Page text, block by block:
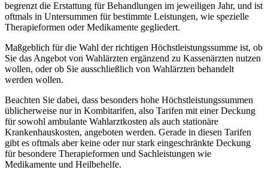
begrenzt die Erstattung für Behandlungen im jeweiligen Jahr, und ist
oftmals in Untersummen für bestimmte Leistungen, wie spezielle
Therapieformen oder Medikamente gegliedert.
Maßgeblich für die Wahl der richtigen Höchstleistungssumme ist, ob
Sie das Angebot von Wahlärzten ergänzend zu Kassenärzten nutzen
wollen, oder ob Sie ausschließlich von Wahlärzten behandelt
werden wollen.
Beachten Sie dabei, dass besonders hohe Höchstleistungssummen
üblicherweise nur in Kombitarifen, also Tarifen mit einer Deckung
für sowohl ambulante Wahlarztkosten als auch stationäre
Krankenhauskosten, angeboten werden. Gerade in diesen Tarifen
gibt es oftmals aber keine oder nur stark eingeschränkte Deckung
für besondere Therapieformen und Sachleistungen wie
Medikamente und Heilbehelfe.